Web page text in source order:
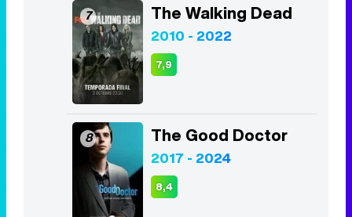
7 The Walking Dead
2010 - 2022
7,9
8 The Good Doctor
2017 - 2024
8,4